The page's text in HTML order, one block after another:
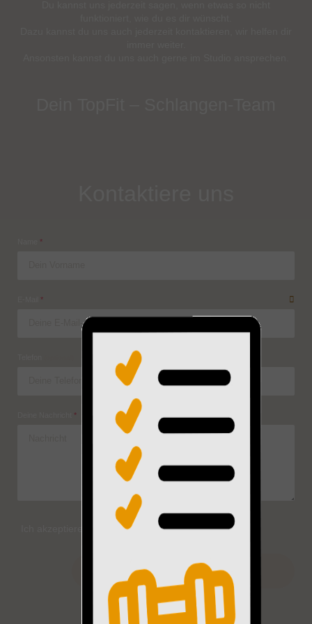
Formular überspringen
*
*
*
Datenschutzbedingungen.*
Senden
Formular übersprungen